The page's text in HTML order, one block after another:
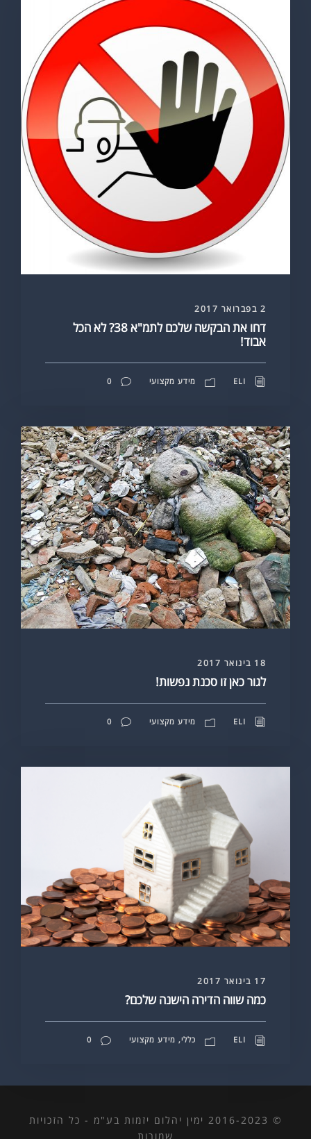
2 בפברואר 2017
דחו את הבקשה שלכם לתמ"א 38? לא הכל
אבוד!
ELI מידע מקצועי 0
18 בינואר 2017
לגור כאן זו סכנת נפשות!
ELI מידע מקצועי 0
17 בינואר 2017
כמה שווה הדירה הישנה שלכם?
ELI כללי, מידע מקצועי 0
© 2016-2023 ימין יהלום יזמות בע"מ - כל הזכויות
שמורות